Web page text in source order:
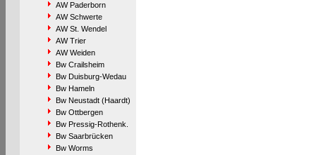
AW Paderborn
AW Schwerte
AW St. Wendel
AW Trier
AW Weiden
Bw Crailsheim
Bw Duisburg-Wedau
Bw Hameln
Bw Neustadt (Haardt)
Bw Ottbergen
Bw Pressig-Rothenk.
Bw Saarbrücken
Bw Worms